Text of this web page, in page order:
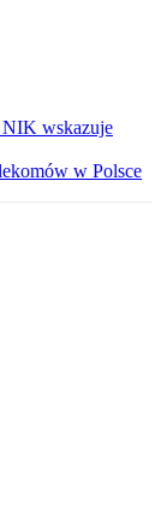
NIK wskazuje
w Polsce